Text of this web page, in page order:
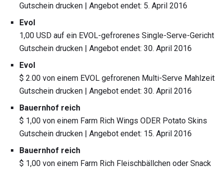
Gutschein drucken | Angebot endet: 5. April 2016
Evol
1,00 USD auf ein EVOL-gefrorenes Single-Serve-Gericht
Gutschein drucken | Angebot endet: 30. April 2016
Evol
$ 2.00 von einem EVOL gefrorenen Multi-Serve Mahlzeit
Gutschein drucken | Angebot endet: 30. April 2016
Bauernhof reich
$ 1,00 von einem Farm Rich Wings ODER Potato Skins
Gutschein drucken | Angebot endet: 15. April 2016
Bauernhof reich
$ 1,00 von einem Farm Rich Fleischbällchen oder Snack